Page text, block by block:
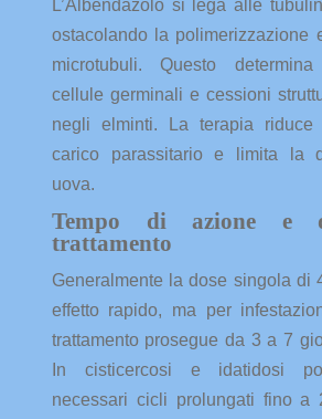
L’Albendazolo si lega alle
ostacolando la polimerizzazione
microtubuli. Questo
cellule germinali e cessioni
negli elminti. La terapia riduce
carico parassitario e limita la
uova.
Tempo di azione e
trattamento
Generalmente la dose singola di
effetto rapido, ma per
trattamento prosegue da 3 a 7
In cisticercosi e idatidosi
necessari cicli prolungati fino a